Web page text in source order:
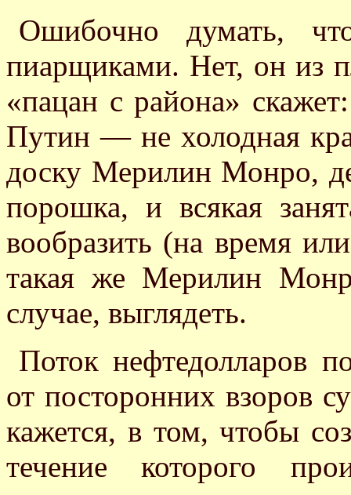
Ошибочно думать,
пиарщиками. Нет, он из
«пацан с района»
Путин — не холодная
доску Мерилин Монро,
порошка, и всякая
вообразить (на время
такая же Мерилин
случае, выглядеть.
Поток нефтедолларов
от посторонних взоров
кажется, в том, чтобы
течение которого